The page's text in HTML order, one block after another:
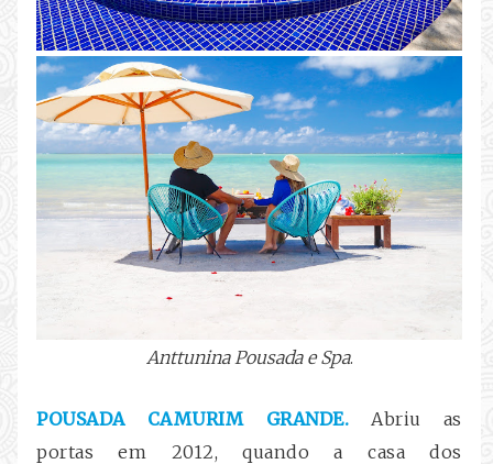
Anttunina Pousada e Spa.
POUSADA CAMURIM GRANDE.
Abriu as
portas em 2012, quando a casa dos